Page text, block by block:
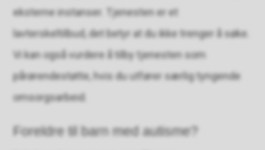
eksterne instanser. Tjenesten er et
lavterskeltilbud, det betyr at du ikke trenger å søke.
Vi kan også vurdere å tilby tjenesten som
pårørendestøtte, hvis du utfører særlig tyngende
omsorgsarbeid.
Foreldre til barn med autisme?